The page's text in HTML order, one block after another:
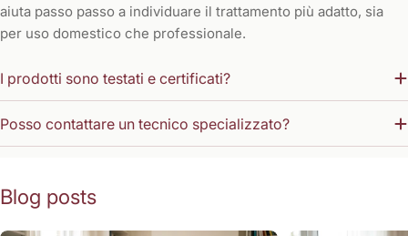
aiuta passo passo a individuare il trattamento più adatto, sia
per uso domestico che professionale.
I prodotti sono testati e certificati?
Posso contattare un tecnico specializzato?
Blog posts